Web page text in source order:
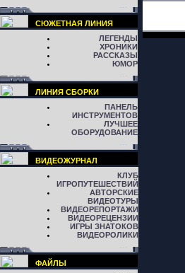
СЮЖЕТНАЯ ЛИНИЯ
ЛЕГЕНДЫ
ХРОНИКИ
РАССКАЗЫ
ЮМОР
ЛИНИЯ СБОРКИ
ПАНЕЛЬ
ИНСТРУМЕНТОВ
ЛУЧШЕЕ
ОБОРУДОВАНИЕ
ВИДЕОЖУРНАЛ
КЛУБ
ИГРОПУТЕШЕСТВИЙ
АВТОРСКИЕ
ВИДЕОТУРЫ
ВИДЕОРЕПОРТАЖИ
ВИДЕОРЕЦЕНЗИИ
ИГРЫ ЗНАТОКОВ
ВИДЕОРОЛИКИ
ФАЙЛЫ